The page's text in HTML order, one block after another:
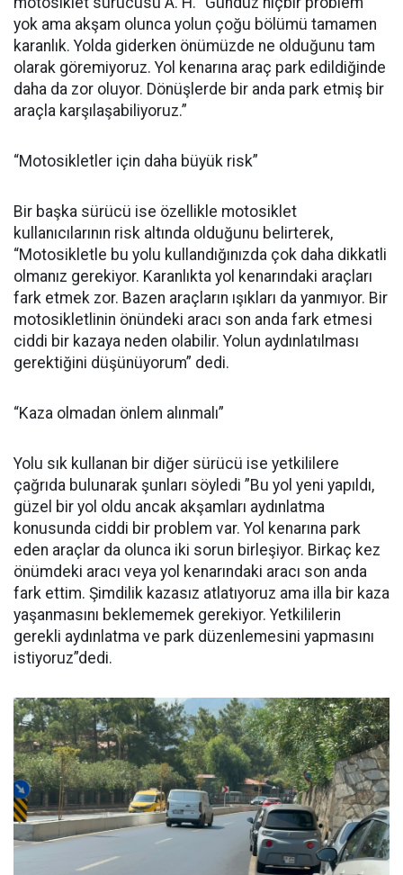
yok ama akşam olunca yolun çoğu bölümü tamamen
karanlık. Yolda giderken önümüzde ne olduğunu tam
olarak göremiyoruz. Yol kenarına araç park edildiğinde
daha da zor oluyor. Dönüşlerde bir anda park etmiş bir
araçla karşılaşabiliyoruz.”
“Motosikletler için daha büyük risk”
Bir başka sürücü ise özellikle motosiklet
kullanıcılarının risk altında olduğunu belirterek,
“Motosikletle bu yolu kullandığınızda çok daha dikkatli
olmanız gerekiyor. Karanlıkta yol kenarındaki araçları
fark etmek zor. Bazen araçların ışıkları da yanmıyor. Bir
motosikletlinin önündeki aracı son anda fark etmesi
ciddi bir kazaya neden olabilir. Yolun aydınlatılması
gerektiğini düşünüyorum” dedi.
“Kaza olmadan önlem alınmalı”
Yolu sık kullanan bir diğer sürücü ise yetkililere
çağrıda bulunarak şunları söyledi ”Bu yol yeni yapıldı,
güzel bir yol oldu ancak akşamları aydınlatma
konusunda ciddi bir problem var. Yol kenarına park
eden araçlar da olunca iki sorun birleşiyor. Birkaç kez
önümdeki aracı veya yol kenarındaki aracı son anda
fark ettim. Şimdilik kazasız atlatıyoruz ama illa bir kaza
yaşanmasını beklememek gerekiyor. Yetkililerin
gerekli aydınlatma ve park düzenlemesini yapmasını
istiyoruz”dedi.